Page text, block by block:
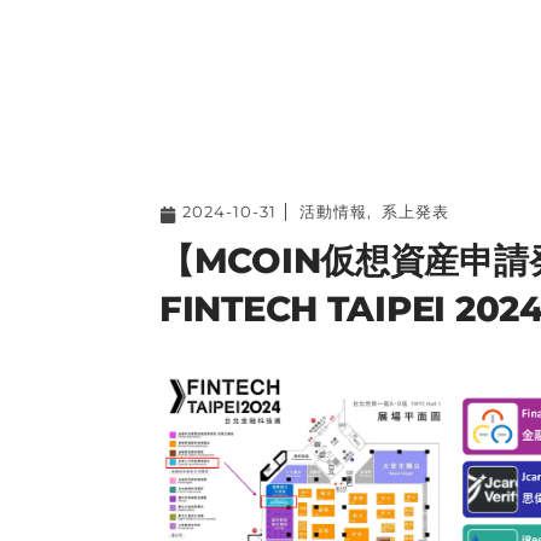
2024-10-31 活動情報 , 系上発表
【MCOIN仮想資産申請
FINTECH TAIPEI